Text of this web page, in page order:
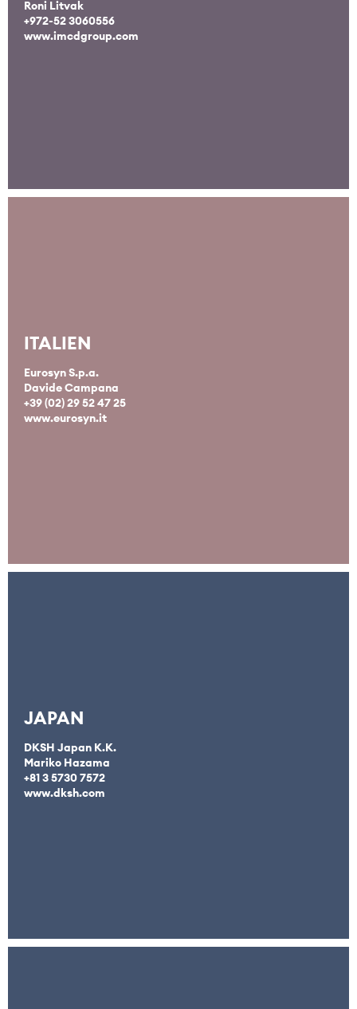
Roni Litvak
+972-52 3060556
www.imcdgroup.com
ITALIEN
Eurosyn S.p.a.
Davide Campana
+39 (02) 29 52 47 25
www.eurosyn.it
JAPAN
DKSH Japan K.K.
Mariko Hazama
+81 3 5730 7572
www.dksh.com